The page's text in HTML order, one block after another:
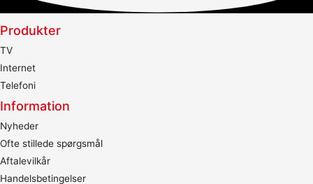
Produkter
TV
Internet
Telefoni
Information
Nyheder
Ofte stillede spørgsmål
Aftalevilkår
Handelsbetingelser